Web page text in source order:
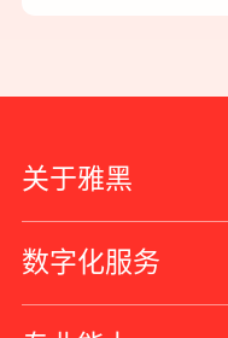
关于雅黑
数字化服务